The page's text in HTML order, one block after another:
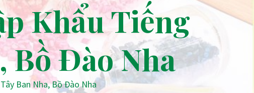
Khẩu Tiếng
Bồ Đào Nha
Ban Nha, Bồ Đào Nha